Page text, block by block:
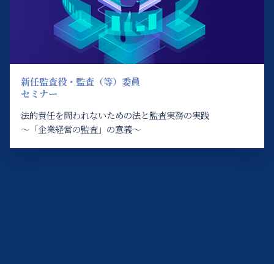
新任監査役・監査（等）委員
セミナー
法的責任を問われないための法と監査実務の実践
～「企業経営の監査」の意義～